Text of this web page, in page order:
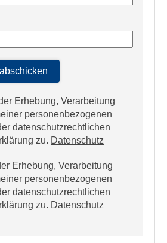
Erhebung, Verarbeitung
personenbezogenen
datenschutzrechtlichen
zu. Datenschutz
Erhebung, Verarbeitung
personenbezogenen
datenschutzrechtlichen
zu. Datenschutz